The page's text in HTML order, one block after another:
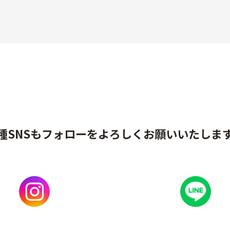
SNSもフォローをよろしくお願いいたしま